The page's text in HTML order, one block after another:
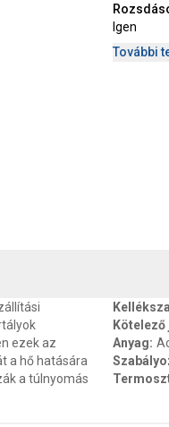
Igen
További
ezek az
a hő hatására
a túlnyomás
Anyag: